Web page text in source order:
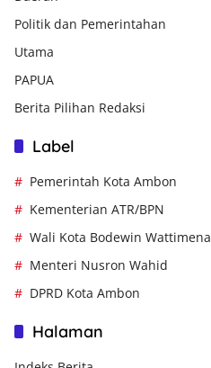
Politik dan Pemerintahan
Utama
PAPUA
Berita Pilihan Redaksi
Label
Pemerintah Kota Ambon
Kementerian ATR/BPN
Wali Kota Bodewin Wattimena
Menteri Nusron Wahid
DPRD Kota Ambon
Halaman